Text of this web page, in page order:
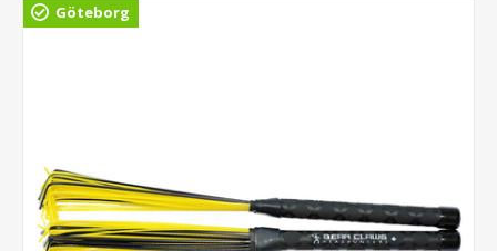
Göteborg